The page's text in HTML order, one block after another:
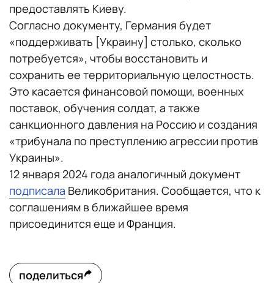
предоставлять Киеву.
Согласно документу, Германия будет
«поддерживать [Украину] столько, сколько
потребуется», чтобы восстановить и
сохранить ее территориальную целостность.
Это касается финансовой помощи, военных
поставок, обучения солдат, а также
санкционного давления на Россию и создания
«трибунала по преступлению агрессии против
Украины».
12 января 2024 года аналогичный документ
подписала Великобритания. Сообщается, что к
соглашениям в ближайшее время
присоединится еще и Франция.
поделиться